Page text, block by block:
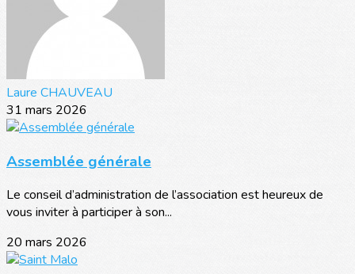
Laure CHAUVEAU
31 mars 2026
Assemblée générale
Le conseil d’administration de l’association est heureux de
vous inviter à participer à son...
20 mars 2026